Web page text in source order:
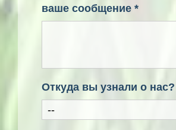
ваше сообщение *
Откуда вы узнали о